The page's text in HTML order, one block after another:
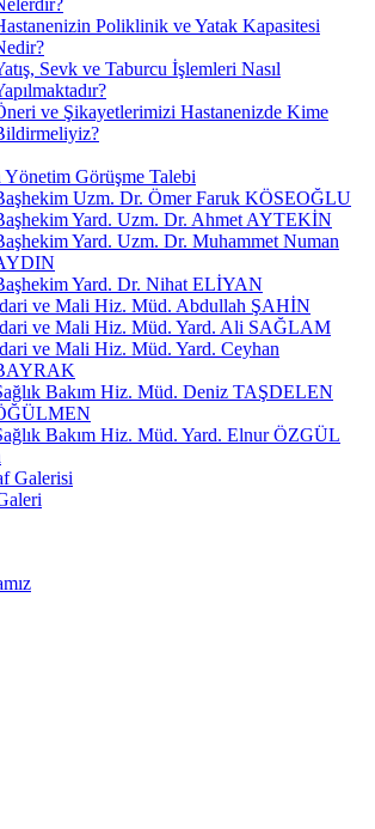
Poliklinik ve Yatak Kapasitesi
Sevk ve Taburcu İşlemleri Nasıl
ve Şikayetlerimizi Hastanenizde Kime
Yönetim Görüşme Talebi
Uzm. Dr. Ömer Faruk KÖSEOĞLU
Yard. Uzm. Dr. Ahmet AYTEKİN
Yard. Uzm. Dr. Muhammet Numan
Yard. Dr. Nihat ELİYAN
ve Mali Hiz. Müd. Abdullah ŞAHİN
ve Mali Hiz. Müd. Yard. Ali SAĞLAM
ve Mali Hiz. Müd. Yard. Ceyhan
Bakım Hiz. Müd. Deniz TAŞDELEN
Bakım Hiz. Müd. Yard. Elnur ÖZGÜL
Galerisi